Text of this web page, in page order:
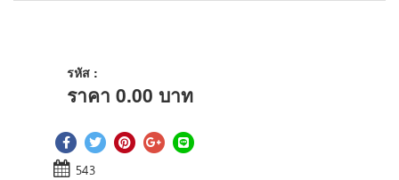
รหัส :
ราคา 0.00 บาท
543